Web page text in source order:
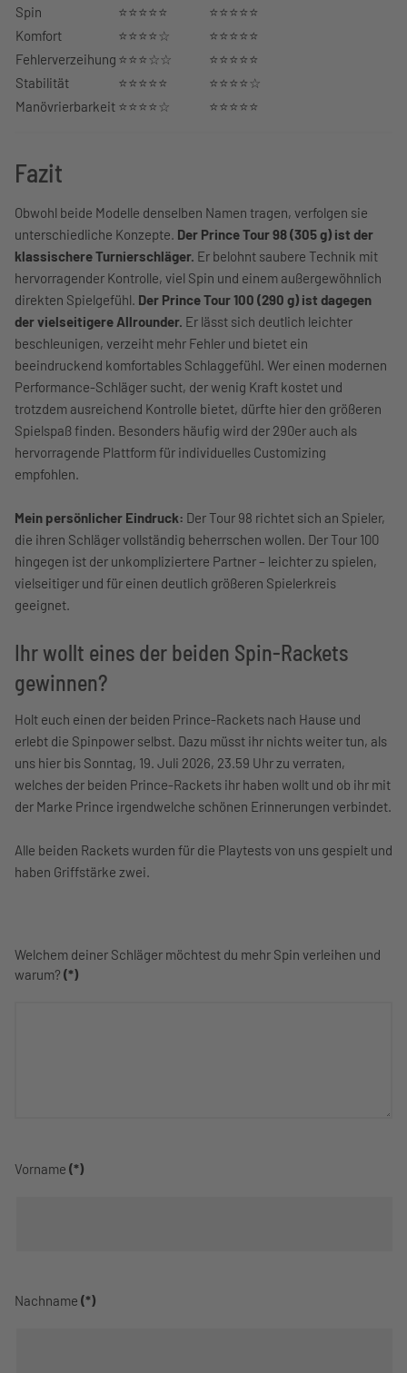
Spin
⭐⭐⭐⭐⭐
⭐⭐⭐⭐⭐
Komfort
⭐⭐⭐⭐☆
⭐⭐⭐⭐⭐
Fehlerverzeihung ⭐⭐⭐☆☆
⭐⭐⭐⭐⭐
Stabilität
⭐⭐⭐⭐⭐
⭐⭐⭐⭐☆
Manövrierbarkeit ⭐⭐⭐⭐☆ ⭐⭐⭐⭐⭐
Fazit
Obwohl beide Modelle denselben Namen tragen, verfolgen sie
unterschiedliche Konzepte. Der Prince Tour 98 (305 g) ist der
klassischere Turnierschläger. Er belohnt saubere Technik mit
hervorragender Kontrolle, viel Spin und einem außergewöhnlich
direkten Spielgefühl. Der Prince Tour 100 (290 g) ist dagegen
der vielseitigere Allrounder. Er lässt sich deutlich leichter
beschleunigen, verzeiht mehr Fehler und bietet ein
beeindruckend komfortables Schlaggefühl. Wer einen modernen
Performance-Schläger sucht, der wenig Kraft kostet und
trotzdem ausreichend Kontrolle bietet, dürfte hier den größeren
Spielspaß finden. Besonders häufig wird der 290er auch als
hervorragende Plattform für individuelles Customizing
empfohlen.
Mein persönlicher Eindruck: Der Tour 98 richtet sich an Spieler,
die ihren Schläger vollständig beherrschen wollen. Der Tour 100
hingegen ist der unkompliziertere Partner – leichter zu spielen,
vielseitiger und für einen deutlich größeren Spielerkreis
geeignet.
Ihr wollt eines der beiden Spin-Rackets
gewinnen?
Holt euch einen der beiden Prince-Rackets nach Hause und
erlebt die Spinpower selbst. Dazu müsst ihr nichts weiter tun, als
uns hier bis Sonntag, 19. Juli 2026, 23.59 Uhr zu verraten,
welches der beiden Prince-Rackets ihr haben wollt und ob ihr mit
der Marke Prince irgendwelche schönen Erinnerungen verbindet.
Alle beiden Rackets wurden für die Playtests von uns gespielt und
haben Griffstärke zwei.
Welchem deiner Schläger möchtest du mehr Spin verleihen und
warum? (*)
Vorname (*)
Nachname (*)